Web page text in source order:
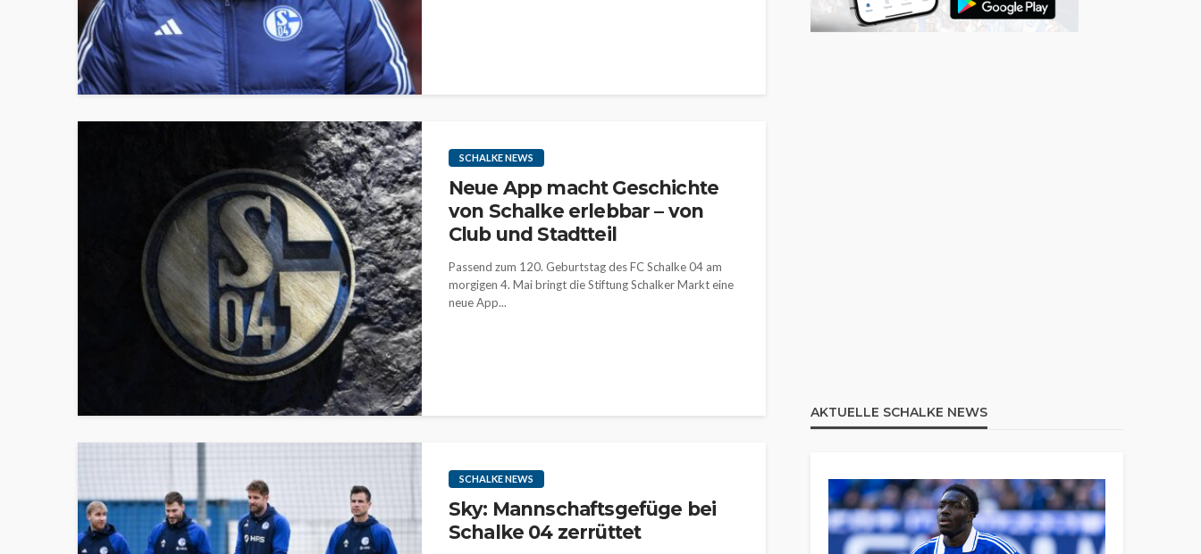
SCHALKE NEWS
Neue App macht Geschichte
von Schalke erlebbar – von
Club und Stadtteil
Passend zum 120. Geburtstag des FC Schalke 04 am
morgigen 4. Mai bringt die Stiftung Schalker Markt eine
neue App...
SCHALKE NEWS
Sky: Mannschaftsgefüge bei
Schalke 04 zerrüttet
AKTUELLE SCHALKE NEWS